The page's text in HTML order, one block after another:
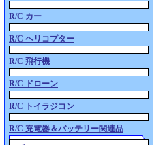
R/C カー
R/C ヘリコプター
R/C 飛行機
R/C ドローン
R/C トイラジコン
R/C 充電器＆バッテリー関連品